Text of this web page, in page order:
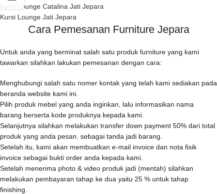
Kursi Lounge Catalina Jati Jepara
Kursi Lounge Jati Jepara
Cara Pemesanan Furniture Jepara
Untuk anda yang berminat salah satu produk furniture yang kami
tawarkan silahkan lakukan pemesanan dengan cara:
Menghubungi salah satu nomer kontak yang telah kami sediakan pada
beranda website kami ini.
Pilih produk mebel yang anda inginkan, lalu informasikan nama
barang berserta kode produknya kepada kami.
Selanjutnya silahkan melakukan transfer down payment 50% dari total
produk yang anda pesan. sebagai tanda jadi barang.
Setelah itu, kami akan membuatkan e-mail invoice dan nota fisik
invoice sebagai bukti order anda kepada kami.
Setelah menerima photo & video produk jadi (mentah) silahkan
melakukan pembayaran tahap ke dua yaitu 25 % untuk tahap
finishing.